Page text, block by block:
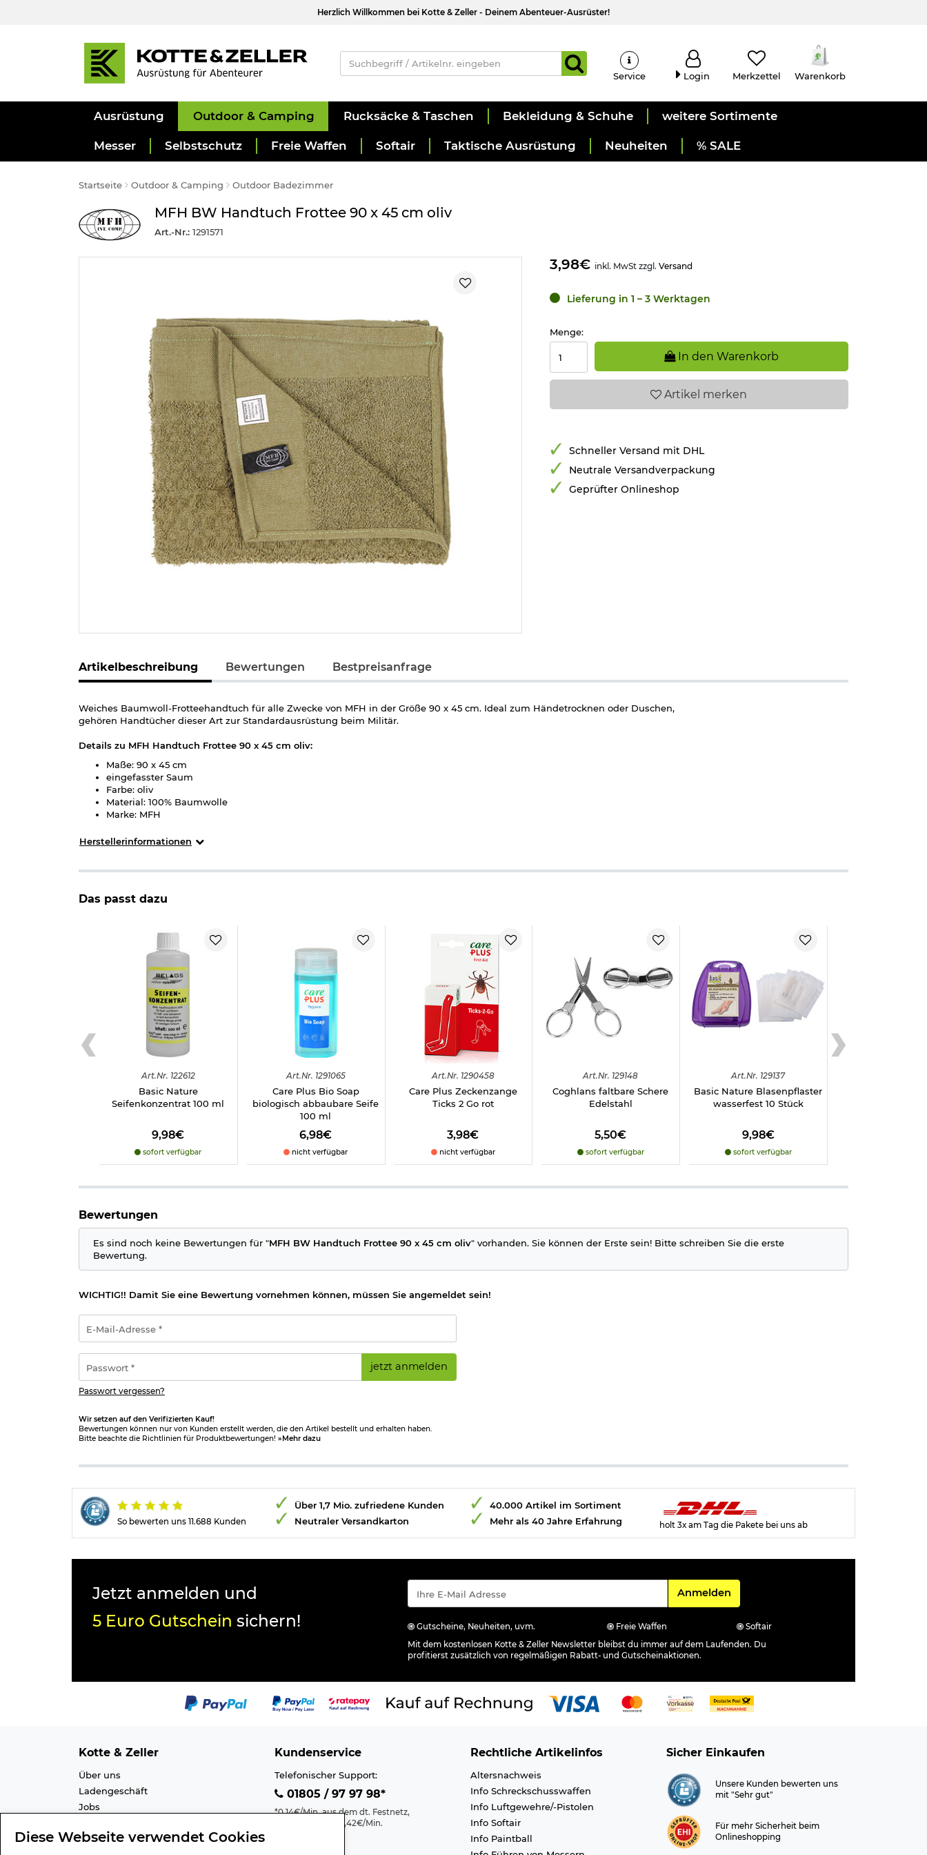
Diese Webseite verwendet Cookies
Herzlich Willkommen bei Kotte & Zeller - Deinem Abenteuer-Ausrüster!
Service Login Merkzettel Warenkorb
Ausrüstung Outdoor & Camping Rucksäcke & Taschen Bekleidung & Schuhe weitere Sortimente
Messer Selbstschutz Freie Waffen Softair Taktische Ausrüstung Neuheiten % SALE
Startseite Outdoor & Camping Outdoor Badezimmer
MFH BW Handtuch Frottee 90 x 45 cm oliv
Art.-Nr.: 1291571
3,98€ inkl. MwSt zzgl. Versand
Lieferung in 1 – 3 Werktagen
Menge:
In den Warenkorb
Artikel merken
Schneller Versand mit DHL
Neutrale Versandverpackung
Geprüfter Onlineshop
Artikelbeschreibung Bewertungen Bestpreisanfrage
Weiches Baumwoll-Frotteehandtuch für alle Zwecke von MFH in der Größe 90 x 45 cm. Ideal zum Händetrocknen oder Duschen,
gehören Handtücher dieser Art zur Standardausrüstung beim Militär.
Details zu MFH Handtuch Frottee 90 x 45 cm oliv:
Maße: 90 x 45 cm
eingefasster Saum
Farbe: oliv
Material: 100% Baumwolle
Marke: MFH
Herstellerinformationen
Das passt dazu
Art.Nr. 122612
Basic Nature
Seifenkonzentrat 100 ml
9,98€
sofort verfügbar
Art.Nr. 1291065
Care Plus Bio Soap
biologisch abbaubare Seife
100 ml
6,98€
nicht verfügbar
Art.Nr. 1290458
Care Plus Zeckenzange
Ticks 2 Go rot
3,98€
nicht verfügbar
Art.Nr. 129148
Coghlans faltbare Schere
Edelstahl
5,50€
sofort verfügbar
Art.Nr. 129137
Basic Nature Blasenpflaster
wasserfest 10 Stück
9,98€
sofort verfügbar
Bewertungen
Es sind noch keine Bewertungen für "MFH BW Handtuch Frottee 90 x 45 cm oliv" vorhanden. Sie können der Erste sein! Bitte schreiben Sie die erste
Bewertung.
WICHTIG!! Damit Sie eine Bewertung vornehmen können, müssen Sie angemeldet sein!
Mail-
Adresse
*
jetzt anmelden
Passwort vergessen?
Wir setzen auf den Verifizierten Kauf!
Bewertungen können nur von Kunden erstellt werden, die den Artikel bestellt und erhalten haben.
Bitte beachte die Richtlinien für Produktbewertungen! »Mehr dazu
So bewerten uns 11.688 Kunden
Über 1,7 Mio. zufriedene Kunden
Neutraler Versandkarton
40.000 Artikel im Sortiment
Mehr als 40 Jahre Erfahrung
holt 3x am Tag die Pakete bei uns ab
Jetzt anmelden und
5 Euro Gutschein sichern!
Für den Newsletter
Anmelden
Gutscheine, Neuheiten, uvm. Freie Waffen
Softair
Mit dem kostenlosen Kotte & Zeller Newsletter bleibst du immer auf dem Laufenden. Du
profitierst zusätzlich von regelmäßigen Rabatt- und Gutscheinaktionen.
Kotte & Zeller
Über uns
Ladengeschäft
Jobs
Datenschutz
Kundenservice
Telefonischer Support:
01805 / 97 97 98*
*0,14€/Min. aus dem dt. Festnetz,
Mobilfunk max. 0,42€/Min.
Rechtliche Artikelinfos
Altersnachweis
Info Schreckschusswaffen
Info Luftgewehre/-Pistolen
Info Softair
Info Paintball
Sicher Einkaufen
Unsere Kunden bewerten uns
mit "Sehr gut"
Für mehr Sicherheit beim
Onlineshopping